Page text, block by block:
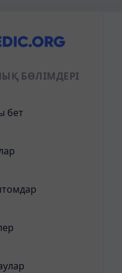
БӨЛІМДЕРІ
бет